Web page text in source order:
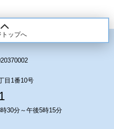
ップへ
目1番10号
30分～午後5時15分